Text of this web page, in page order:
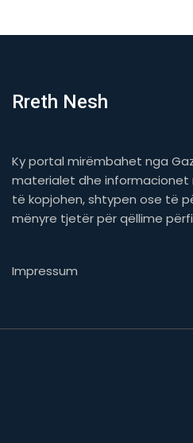
Rreth Nesh
Ky portal mirëmbahet nga
materialet dhe informacionet
të kopjohen, shtypen ose të
mënyre tjetër për qëllime
Impressum